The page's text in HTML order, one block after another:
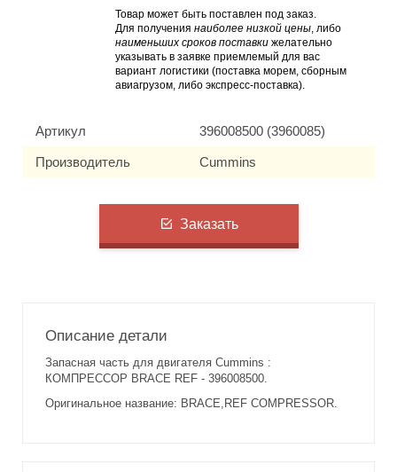
Товар может быть поставлен под заказ.
Для получения наиболее низкой цены, либо
наименьших сроков поставки желательно
указывать в заявке приемлемый для вас
вариант логистики (поставка морем, сборным
авиагрузом, либо экспресс-поставка).
Артикул 396008500 (3960085)
Производитель Cummins
Заказать
Описание детали
Запасная часть для двигателя Cummins :
КОМПРЕССОР BRACE REF - 396008500.
Оригинальное название: BRACE,REF COMPRESSOR.